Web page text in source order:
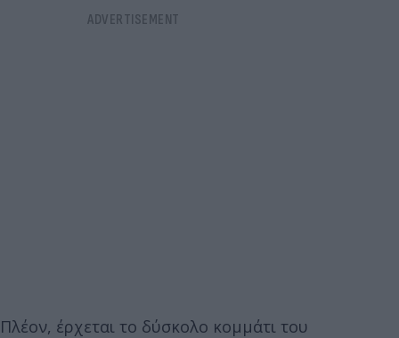
Πλέον, έρχεται το δύσκολο κομμάτι του